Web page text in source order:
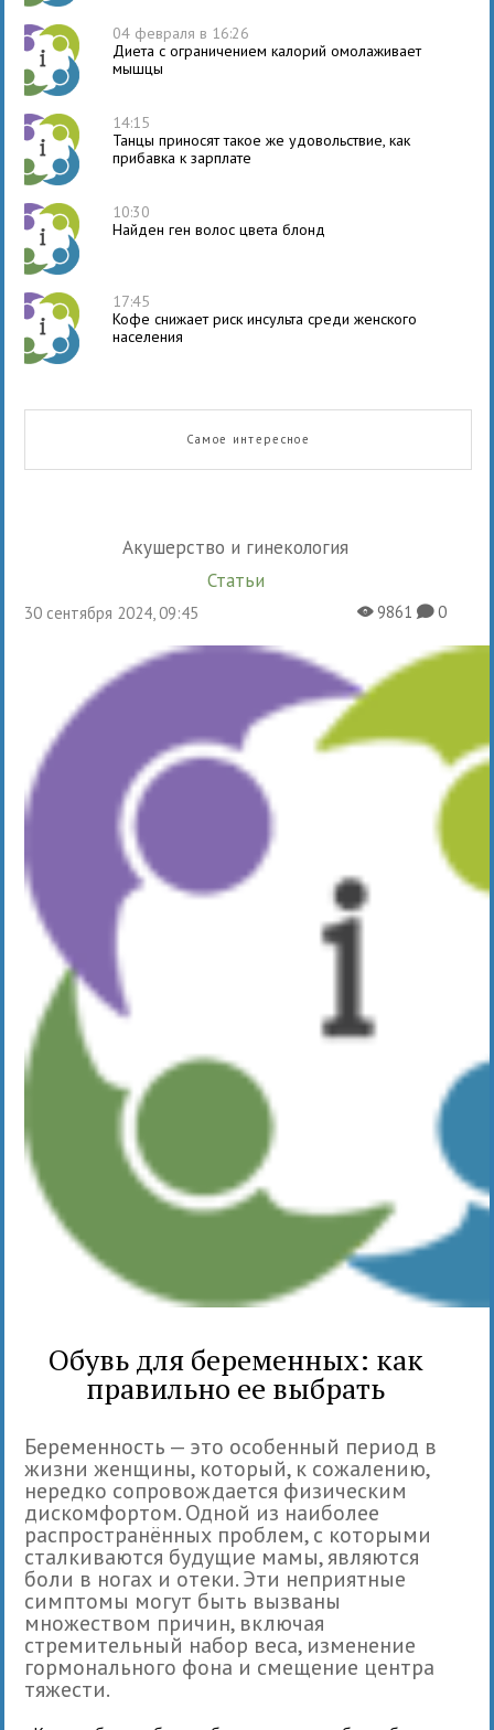
04 февраля в 16:26
Диета с ограничением калорий омолаживает
мышцы
14:15
Танцы приносят такое же удовольствие, как
прибавка к зарплате
10:30
Найден ген волос цвета блонд
17:45
Кофе снижает риск инсульта среди женского
населения
Самое интересное
Акушерство и гинекология
Статьи
30 сентября 2024, 09:45 X9861K0
Обувь для беременных: как
правильно ее выбрать
Беременность — это особенный период в
жизни женщины, который, к сожалению,
нередко сопровождается физическим
дискомфортом. Одной из наиболее
распространённых проблем, с которыми
сталкиваются будущие мамы, являются
боли в ногах и отеки. Эти неприятные
симптомы могут быть вызваны
множеством причин, включая
стремительный набор веса, изменение
гормонального фона и смещение центра
тяжести.